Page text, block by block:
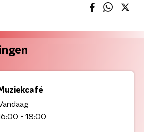
- 18:00